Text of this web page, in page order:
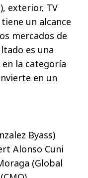
exterior, TV
un alcance
mercados de
es una
la categoría
en un
Byass)
Alonso Cuni
(Global